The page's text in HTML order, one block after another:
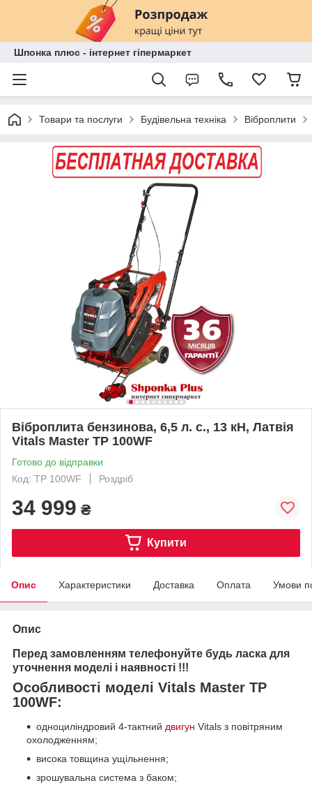
Шпонка плюс - інтернет гіпермаркет
Товари та послуги Будівельна техніка Віброплити
Віброплита бензинова, 6,5 л. с., 13 кН, Латвія
Vitals Master TP 100WF
Готово до відправки
Код: TP 100WF
Роздріб
34 999 ₴
Купити
Опис Характеристики Доставка Оплата Умови
Опис
Перед замовленням телефонуйте будь ласка для
уточнення моделі і наявності !!!
Особливості моделі Vitals Master TP
100WF:
одноциліндровий 4-тактний двигун Vitals з повітряним
охолодженням;
висока товщина ущільнення;
зрошувальна система з баком;